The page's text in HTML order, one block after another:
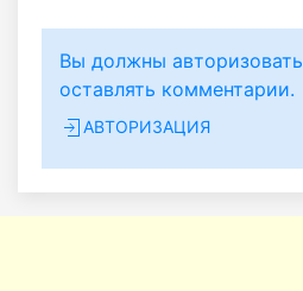
Вы должны
оставлять комментарии.
АВТОРИЗАЦИЯ